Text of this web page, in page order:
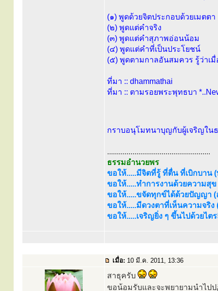
(๑) พูดด้วยจิตประกอบด้วยเมตตา
(๒) พูดแต่คำจริง
(๓) พูดแต่คำสุภาพอ่อนน้อม
(๔) พูดแต่คำที่เป็นประโยชน์
(๕) พูดตามกาลอันสมควร รู้ว่าเมื่
ที่มา :: dhammathai
ที่มา :: ตามรอยพระพุทธบา
กราบอนุโมทนาบุญกับผู้เจริญใ
.....................................................
ธรรมอำนวยพร
ขอให้.....มีจิตที่รู้ ที่ตื่น ที่เบิกบาน
ขอให้.....ทำการงานด้วยความสุ
ขอให้.....ขจัดทุกข์ได้ด้วยปัญญา (
ขอให้.....มีดวงตาที่เห็นความจริ
ขอให้.....เจริญยิ่ง ๆ ขึ้นไปด้วยไ
เมื่อ: 10 มี.ค. 2011, 13:36
สาธุครับ
ขอน้อมรับและจะพยายามนำไป